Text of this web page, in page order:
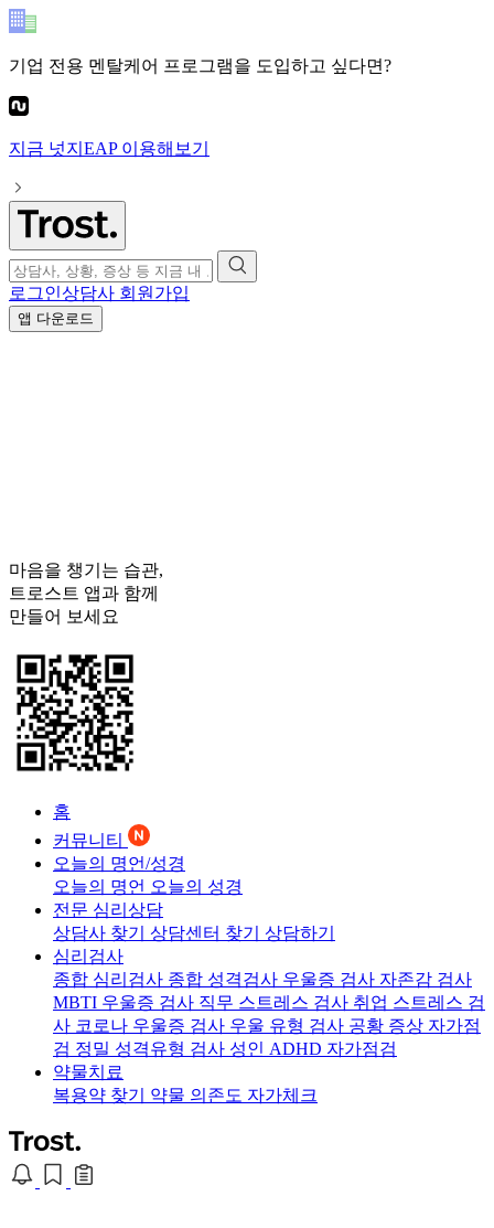
기업 전용 멘탈케어 프로그램을 도입하고 싶다면?
지금 넛지EAP이용해보기
로그인상담사 회원가입
앱 다운로드
마음을 챙기는 습관,
트로스트 앱과 함께
만들어 보세요
홈
커뮤니티
오늘의 명언/성경
오늘의 명언 오늘의 성경
전문 심리상담
상담사 찾기 상담센터 찾기 상담하기
심리검사
종합 심리검사 종합 성격검사 우울증 검사 자존감 검사
MBTI 우울증 검사 직무 스트레스 검사 취업 스트레스 검
사 코로나 우울증 검사 우울 유형 검사 공황 증상 자가점
검 정밀 성격유형 검사 성인 ADHD 자가점검
약물치료
복용약 찾기 약물 의존도 자가체크